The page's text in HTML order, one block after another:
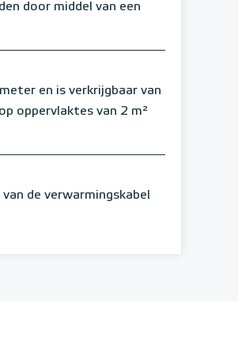
door middel van een
en is verkrijgbaar van
oppervlaktes van 2 m²
de verwarmingskabel